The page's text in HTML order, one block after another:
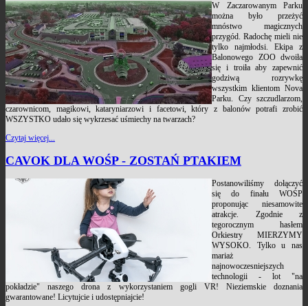
W Zaczarowanym Parku
można było przeżyć
mnóstwo magicznych
przygód. Radochę mieli nie
tylko najmłodsi. Ekipa z
Balonowego ZOO dwoiła
się i troiła aby zapewnić
godziwą rozrywkę
wszystkim klientom Nova
Parku. Czy szczudlarzom,
czarownicom, magikowi, kataryniarzowi i facetowi, który z balonów potrafi zrobić
WSZYSTKO udało się wykrzesać uśmiechy na twarzach?
Czytaj więcej...
CAVOK DLA WOŚP - ZOSTAŃ PTAKIEM
Postanowiliśmy dołączyć
się do finału WOŚP
proponując niesamowite
atrakcje. Zgodnie z
tegorocznym hasłem
Orkiestry MIERZYMY
WYSOKO. Tylko u nas
mariaż
najnowoczesniejszych
technologii - lot "na
pokładzie" naszego drona z wykorzystaniem gogli VR! Nieziemskie doznania
gwarantowane! Licytujcie i udostępniajcie!